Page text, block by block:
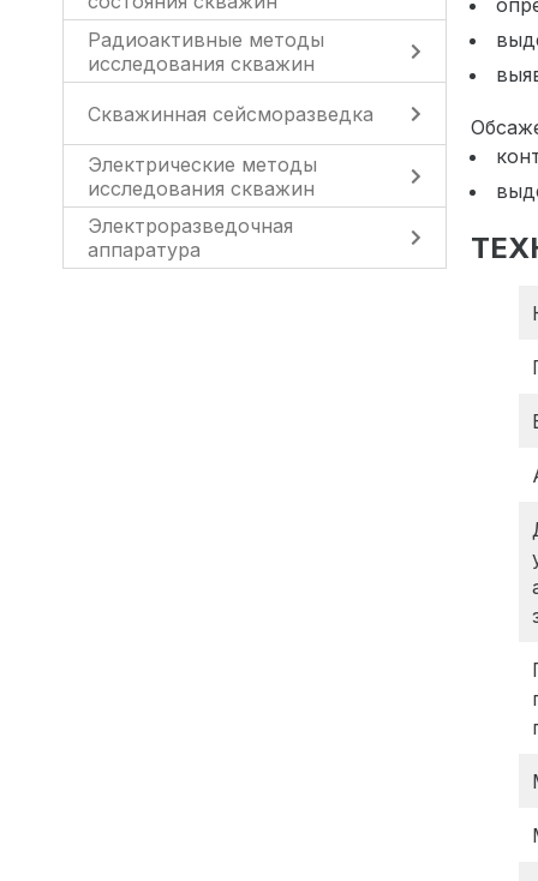
Радиоактивные методы
исследования скважин
Скважинная сейсморазведка
Электрические методы
исследования скважин
Электроразведочная
аппаратура